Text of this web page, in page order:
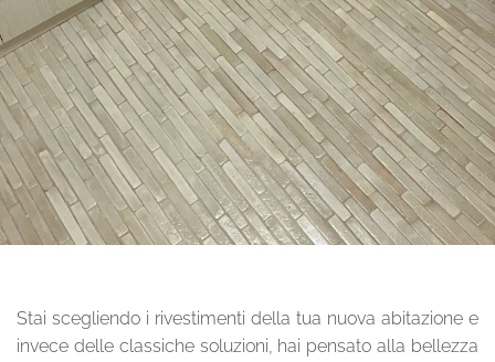
Stai scegliendo i rivestimenti della tua nuova abitazione e
invece delle classiche soluzioni, hai pensato alla bellezza